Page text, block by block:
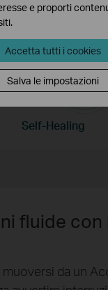
Self-Healing
fluide con
da un
e proporti
Accetta tutti i cookies
Salva le impostazioni